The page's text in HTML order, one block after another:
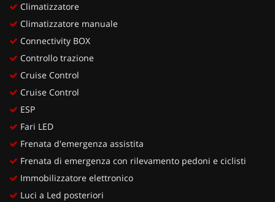
Climatizzatore
Climatizzatore manuale
Connectivity BOX
Controllo trazione
Cruise Control
Cruise Control
ESP
Fari LED
Frenata d'emergenza assistita
Frenata di emergenza con rilevamento pedoni e ciclisti
Immobilizzatore elettronico
Luci a Led posteriori